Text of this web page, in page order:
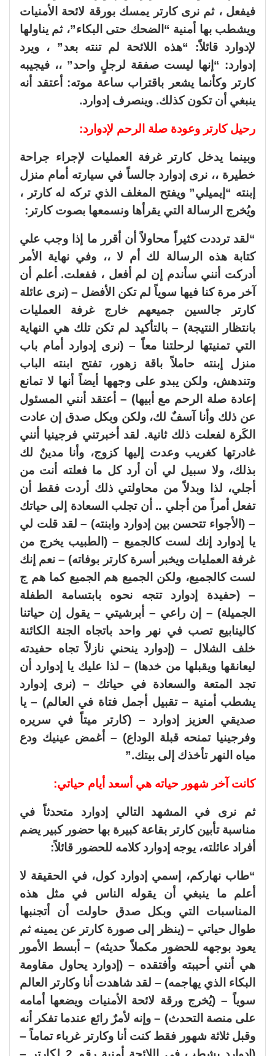
فيفعل ، ثم نرى كارتر يمسك بورقة لائحة الأمنيات
ويشطب بها أمنية “الضحك حتى البكاء”، ثم يناولها
لإدوارد قائلاً: “هذه اللائحة لم تنته بعد” ، ويرد
إدوارد: “إنها ليست صفقة لرجلٍ واحد” ،، فيجيبه
كارتر وكأنما يشعر باقتراب ساعة موته: أعتقد أنه
ينبغي أن تكون كذلك. وينصرف إدوارد.
رحيل كارتر وعودة صلة الرحم لإدوارد:
وبينما يدخل كارتر غرفة العمليات لإجراء جراحة
خطيرة ،، نرى إدوارد جالساً في سيارته أمام منزل
إبنته “إيميلي” ويفتح المغلف الذي تركه له كارتر ،
ويُخرج الرسالة التي يقرأها ونسمعها بصوت كارتر:
“لقد ترددت كثيراً محاولاً أن أقرر ما إذا وجب علي
كتابة هذه الرسالة لك أم لا ،، وفي نهاية الأمر
أدركت أنني سأندم إن لم أفعل ، ففعلت. أعلم أن
آخر مرة كنا فيها سوياً لم تكن الأفضل – (نرى عائلة
كارتر جالسين جميعهم خارج غرفة العمليات
بانتظار النتيجة) – بالتأكيد لم تكن تلك هي النهاية
التي تمنيتها لرحلتنا معاً – (نرى إدوارد أمام باب
منزل إبنته حاملاً باقة زهور، تفتح ابنته الباب
وتندهش، ولكن يبدو على وجهها أيضاً أنها لا تمانع
إعادة صلة الرحم مع أبيها) – أعتقد أنني المسئول
عن ذلك وأنا آسفٌ لك، ولكن وبكل صدق إن عادت
الكَرة لفعلت ذلك ثانية. لقد أخبرتني فرجينيا أنني
غادرتها كغريب وعدت إليها كزوج، وأنا مدينٌ لك
بذلك، ولا سبيل لي أن أرد كل ما فعلته أنت من
أجلي، لذا وبدلاً من محاولتي ذلك أردت فقط أن
تفعل أمراً من أجلي .. أن تجلب السعادة إلى حياتك
– (الأجواء تتحسن بين إدوارد وابنته) – لقد قلت لي
يا إدوارد إنك لست كالجميع – (الطبيب يخرج من
غرفة العمليات ويخبر أسرة كارتر بوفاته) – نعم إنك
لست كالجميع، ولكن الجميع هم الجميع كما هم ج
– (حفيدة إدوارد تتجه نحوه بابتسامة الطفلة
الجميلة) – إن راعي – أبرشيتي – يقول إن حياتنا
كالينابيع تصب في نهر واحد باتجاه الجنة الكائنة
خلف الشلال – (إدوارد ينحني نازلاً تجاه حفيدته
ليعانقها ويقبلها من خدها) – لذا عليك يا إدوارد أن
تجد المتعة والسعادة في حياتك – (نرى إدوارد
يشطب أمنية – تقبيل أجمل فتاة في العالم) – يا
صديقي العزيز إدوارد – (كارتر ميتاً في سريره
وفرجينيا تمنحه قبلة الوداع) – أغمض عينيك ودع
مياه النهر تأخذك إلى بيتك.”
كانت آخر شهور حياته هي أسعد أيام حياتي:
ثم نرى في المشهد التالي إدوارد متحدثاً في
مناسبة تأبين كارتر بقاعة كبيرة بها حضور كبير يضم
أفراد عائلته، يوجه إدوارد كلامه للحضور قائلاً:
“طاب نهاركم، إسمي إدوارد كول، في الحقيقة لا
أعلم ما ينبغي أن يقوله الناس في مثل هذه
المناسبات التي وبكل صدق حاولت أن أتجنبها
طوال حياتي – (ينظر إلى صورة كارتر عن يمينه ثم
يعود بوجهه للحضور مكملاً حديثه) – أبسط الأمور
هي أنني أحببته وأفتقده – (إدوارد يحاول مقاومة
البكاء الذي يهاجمه) – لقد شاهدت أنا وكارتر العالم
سوياً – (يُخرج ورقة لائحة الأمنيات ويضعها أمامه
على منصة التحدث) – وإنه لأمرٌ رائع عندما تفكر أنه
وقبل ثلاثة شهور فقط كنت أنا وكارتر غرباء تماماً –